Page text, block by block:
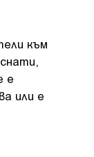
към
е
или е